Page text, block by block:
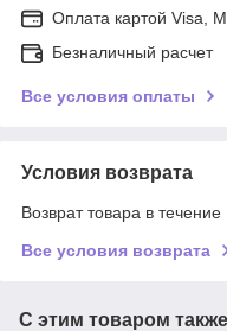
Оплата картой Visa,
Безналичный расчет
Все условия оплаты
Условия возврата
Возврат товара в
Все условия возврата
С этим товаром